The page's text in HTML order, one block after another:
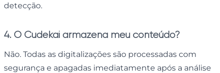
detecção.
4. O Cudekai armazena meu conteúdo?
Não. Todas as digitalizações são processadas com
segurança e apagadas imediatamente após a análise